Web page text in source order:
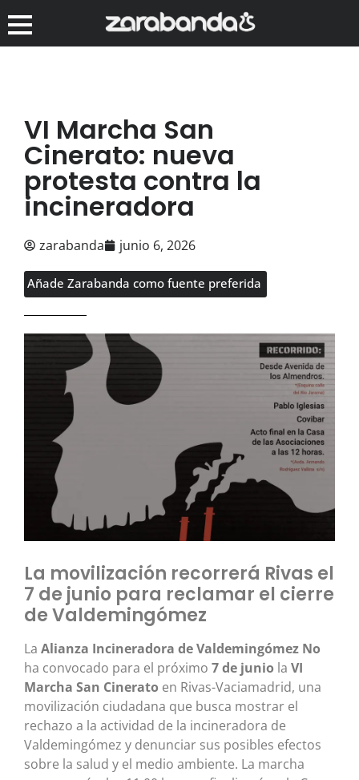
VI Marcha San
Cinerato: nueva
protesta contra la
incineradora
zarabanda junio 6, 2026
Añade Zarabanda como fuente preferida
La movilización recorrerá Rivas el
7 de junio para reclamar el cierre
de Valdemingómez
La Alianza Incineradora de Valdemingómez No
ha convocado para el próximo 7 de junio la VI
Marcha San Cinerato en Rivas-Vaciamadrid, una
movilización ciudadana que busca mostrar el
rechazo a la actividad de la incineradora de
Valdemingómez y denunciar sus posibles efectos
sobre la salud y el medio ambiente. La marcha